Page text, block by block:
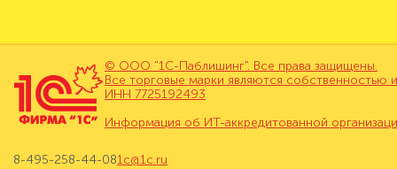
© ООО "1С-Паблишинг". Все права защищены.
Все торговые марки являются собственностью
ИНН 7725192493
Информация об ИТ-аккредитованной
8-495-258-44-081c@1c.ru